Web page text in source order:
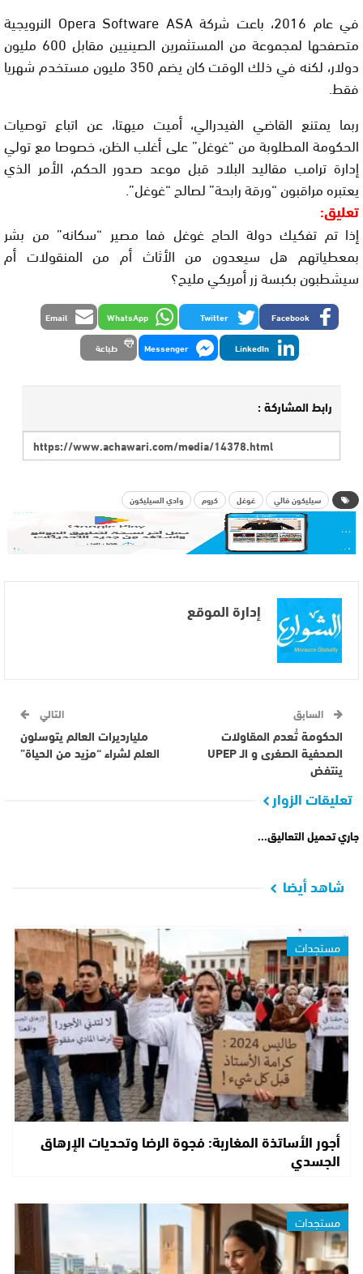
في عام 2016، باعت شركة ‏Opera Software ASA‏ النرويجية
متصفحها لمجموعة من المستثمرين الصينيين مقابل 600 مليون
دولار، لكنه في ذلك ‏الوقت كان يضم 350 مليون مستخدم شهريا
فقط.
ربما يمتنع القاضي الفيدرالي، أميت ميهتا، عن اتباع توصيات
الحكومة المطلوبة من “غوغل” على أغلب الظن، خصوصا مع تولي
إدارة ترامب مقاليد البلاد قبل موعد صدور الحكم، الأمر الذي
يعتبره مراقبون “ورقة رابحة” لصالح “غوغل”.
تعليق:
إذا تم تفكيك دولة الحاج غوغل فما مصير “سكانه” من بشر
بمعطياتهم هل سيعدون من الأثاث أم من المنقولات أم
سيشطبون بكبسة زر أمريكي مليح؟
Facebook
Twitter
WhatsApp
Email
LinkedIn
Messenger طباعة
رابط المشاركة :
سيليكون فالي غوغل كروم وادي السيليكون
إدارة الموقع
السابق
الحكومة تُعدم المقاولات
الصحفية الصغرى و الـ UPEP
ينتفض
التالي
مليارديرات العالم يتوسلون
العلم لشراء “مزيد من الحياة”
تعليقات الزوار
جاري تحميل التعاليق...
شاهد أيضا
مستجدات
أجور الأساتذة المغاربة: فجوة الرضا وتحديات الإرهاق
الجسدي
مستجدات